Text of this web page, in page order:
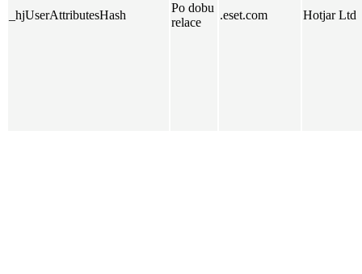
_hjUserAttributesHash
Po dobu
relace
.eset.com Hotjar Ltd